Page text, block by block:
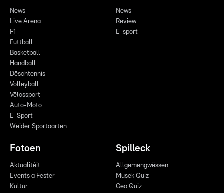
News
Live Arena
F1
Futtball
Basketball
Handball
Dëschtennis
Volleyball
Vëlossport
Auto-Moto
E-Sport
Weider Sportaarten
News
Review
E-sport
Fotoen
Aktualitéit
Events a Fester
Kultur
Spilleck
Allgemengwëssen
Musek Quiz
Geo Quiz